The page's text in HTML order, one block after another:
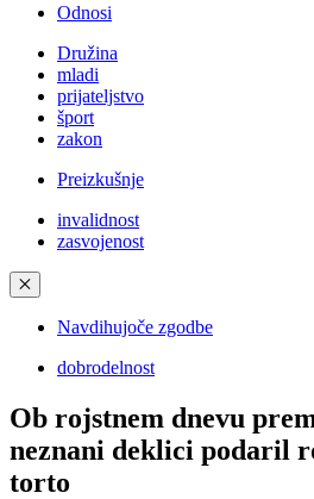
Odnosi
Družina
mladi
prijateljstvo
šport
zakon
Preizkušnje
invalidnost
zasvojenost
✕
Navdihujoče zgodbe
dobrodelnost
Ob rojstnem dnevu
neznani deklici podaril
torto